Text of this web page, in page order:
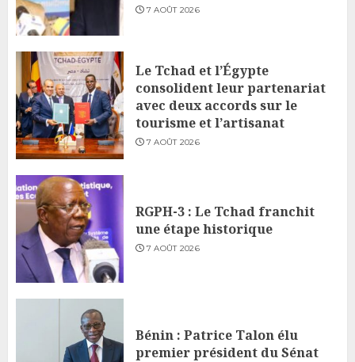
7 AOÛT 2026
Le Tchad et l’Égypte
consolident leur partenariat
avec deux accords sur le
tourisme et l’artisanat
7 AOÛT 2026
RGPH-3 : Le Tchad franchit
une étape historique
7 AOÛT 2026
Bénin : Patrice Talon élu
premier président du Sénat